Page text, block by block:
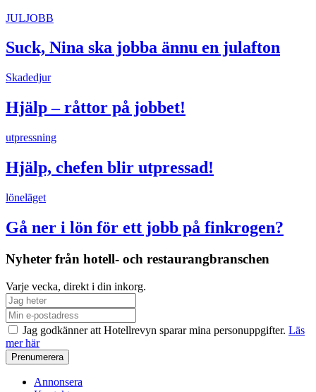
JULJOBB
Suck, Nina ska jobba ännu en julafton
Skadedjur
Hjälp – råttor på jobbet!
utpressning
Hjälp, chefen blir utpressad!
löneläget
Gå ner i lön för ett jobb på finkrogen?
Nyheter från hotell- och restaurangbranschen
Varje vecka, direkt i din inkorg.
Jag godkänner att Hotellrevyn sparar mina personuppgifter. Läs
mer här
Annonsera